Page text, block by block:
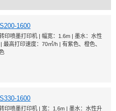
1600
印喷墨打印机 | 幅宽：1.6m | 墨水：水性
最高打印速度：70㎡/h | 有紫色、橙色、
1600
印喷墨打印机 | 宽：1.6m | 墨水：水性升